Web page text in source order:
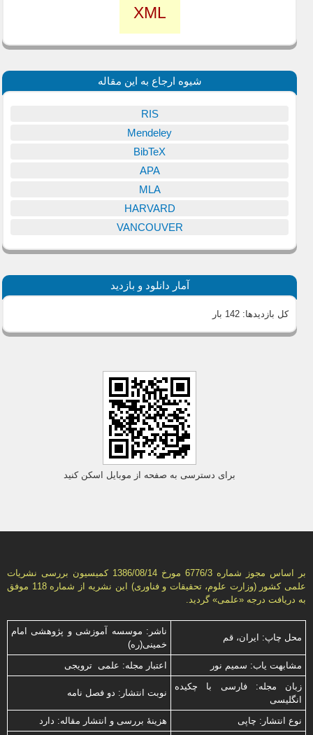
XML
شیوه ارجاع به این مقاله
RIS
Mendeley
BibTeX
APA
MLA
HARVARD
VANCOUVER
آمار دانلود و بازدید
کل بازدیدها:142 بار
برای دسترسی به صفحه از موبایل اسکن کنید
بر اساس مجوز شماره 6776/3 مورخ 1386/08/14 كمیسیون بررسى نشریات
علمى كشور (وزارت علوم، تحقیقات و فناورى) این نشریه از شماره 118 موفق
به دریافت درجه «علمى» گردید.
محل چاپ: ایران، قم
ناشر: موسسه آموزشی و پژوهشی امام
خمینی(ره)
مشابهت ياب: سميم نور
اعتبار مجله: علمی ترویجی
زبان مجله: فارسی با چكیده
انگلیسی
نوبت انتشار: دو فصل نامه
نوع انتشار: چاپی
هزینۀ بررسی و انتشار مقاله: دارد